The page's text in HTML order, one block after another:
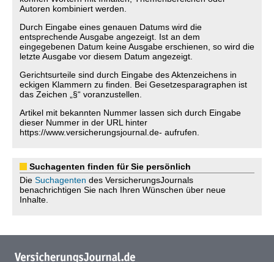
Autoren kombiniert werden.
Durch Eingabe eines genauen Datums wird die
entsprechende Ausgabe angezeigt. Ist an dem
eingegebenen Datum keine Ausgabe erschienen, so wird die
letzte Ausgabe vor diesem Datum angezeigt.
Gerichtsurteile sind durch Eingabe des Aktenzeichens in
eckigen Klammern zu finden. Bei Gesetzesparagraphen ist
das Zeichen „§“ voranzustellen.
Artikel mit bekannten Nummer lassen sich durch Eingabe
dieser Nummer in der URL hinter
https://www.versicherungsjournal.de- aufrufen.
Suchagenten finden für Sie persönlich
Die Suchagenten des VersicherungsJournals
benachrichtigen Sie nach Ihren Wünschen über neue
Inhalte.